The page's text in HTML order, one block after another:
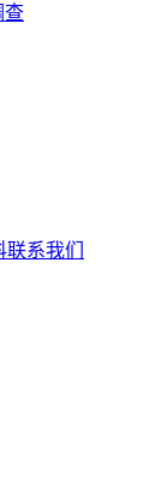
查
联系我们